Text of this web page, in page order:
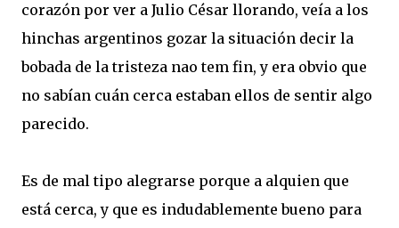
corazón por ver a Julio César llorando, veía a los
hinchas argentinos gozar la situación decir la
bobada de la tristeza nao tem fin, y era obvio que
no sabían cuán cerca estaban ellos de sentir algo
parecido.
Es de mal tipo alegrarse porque a alquien que
está cerca, y que es indudablemente bueno para